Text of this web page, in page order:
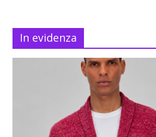
In evidenza